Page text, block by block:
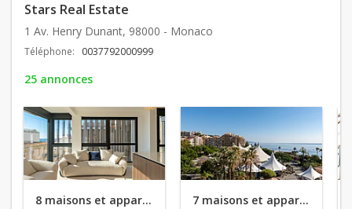
Stars Real Estate
1 Av. Henry Dunant, 98000 - Monaco
Téléphone: 0037792000999
25 annonces
8 maisons et appartements en location 7 maisons et appartements en vente